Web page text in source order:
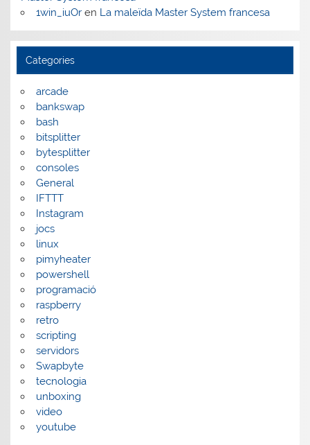
1win_iuOren La maleïda Master System francesa
Categories
arcade
bankswap
bash
bitsplitter
bytesplitter
consoles
General
IFTTT
Instagram
jocs
linux
pimyheater
powershell
programació
raspberry
retro
scripting
servidors
Swapbyte
tecnologia
unboxing
video
youtube